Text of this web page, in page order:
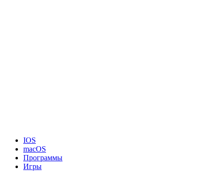
IOS
macOS
Программы
Игры